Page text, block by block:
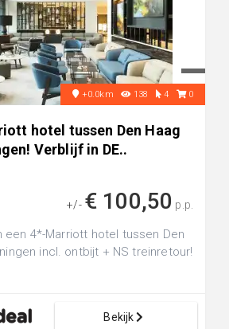
+0.0km 138 4 0
hotel tussen Den Haag
Verblijf in DE..
+/- € 100,50 p.p.
een 4*-Marriott hotel tussen Den
incl. ontbijt + NS treinretour!
Bekijk